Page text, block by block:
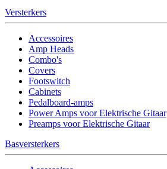
Versterkers
Accessoires
Amp Heads
Combo's
Covers
Footswitch
Cabinets
Pedalboard-amps
Power Amps voor Elektrische Gitaar
Preamps voor Elektrische Gitaar
Basversterkers